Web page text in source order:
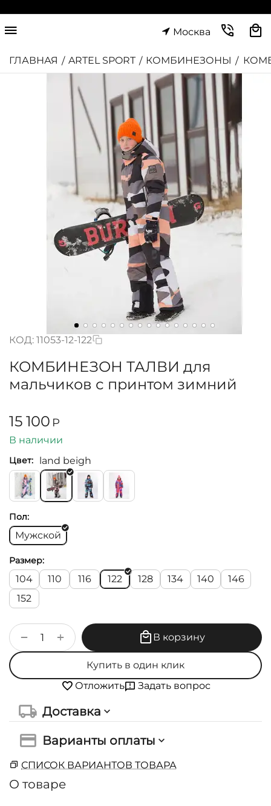
Москва
ГЛАВНАЯ / ARTEL SPORT / КОМБИНЕЗОНЫ /
КОД: 11053-12-122
КОМБИНЕЗОН ТАЛВИ для
мальчиков с принтом зимний
15 100 Р
В наличии
Цвет: land beigh
Пол:
Мужской
Размер:
104 110 116 122 128 134 140
146
152
+
− В корзину
Купить в один клик
Отложить
Задать вопрос
Доставка
Варианты оплаты
СПИСОК ВАРИАНТОВ ТОВАРА
О товаре